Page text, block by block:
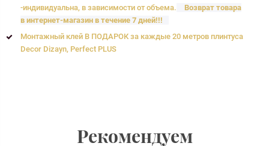
-индивидуальна, в зависимости от объема.
Возврат товара
в интернет-магазин в течение 7 дней!!!
Монтажный клей В ПОДАРОК за каждые 20 метров плинтуса
Decor Dizayn, Perfect PLUS
Рекомендуем